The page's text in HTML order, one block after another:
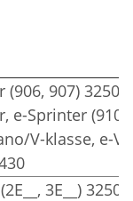
(906, 907) 3250,
e-Sprinter (910)
V-klasse, e-
3E__)